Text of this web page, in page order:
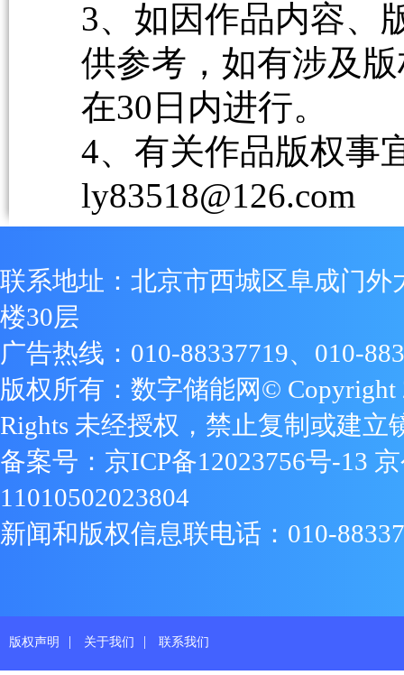
3、如因作品内容、
供参考，如有涉及
在30日内进行。
4、有关作品版权事
ly83518@126.com
联系地址：北京市西城区阜成门外
楼30层
广告热线：010-88337719、010-
版权所有：数字储能网© Copyright
Rights 未经授权，禁止复制或建立
备案号： 京ICP备12023756号-13
11010502023804
新闻和版权信息联电话：010-
版权声明 | 关于我们 | 联系我们